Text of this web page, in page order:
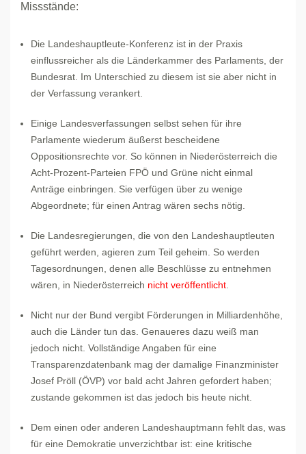
Missstände:
Die Landeshauptleute-Konferenz ist in der Praxis
einflussreicher als die Länderkammer des Parlaments, der
Bundesrat. Im Unterschied zu diesem ist sie aber nicht in
der Verfassung verankert.
Einige Landesverfassungen selbst sehen für ihre
Parlamente wiederum äußerst bescheidene
Oppositionsrechte vor. So können in Niederösterreich die
Acht-Prozent-Parteien FPÖ und Grüne nicht einmal
Anträge einbringen. Sie verfügen über zu wenige
Abgeordnete; für einen Antrag wären sechs nötig.
Die Landesregierungen, die von den Landeshauptleuten
geführt werden, agieren zum Teil geheim. So werden
Tagesordnungen, denen alle Beschlüsse zu entnehmen
wären, in Niederösterreich nicht veröffentlicht
Nicht nur der Bund vergibt Förderungen in Milliardenhöhe,
auch die Länder tun das. Genaueres dazu weiß man
jedoch nicht. Vollständige Angaben für eine
Transparenzdatenbank mag der damalige Finanzminister
Josef Pröll (ÖVP) vor bald acht Jahren gefordert haben;
zustande gekommen ist das jedoch bis heute nicht.
Dem einen oder anderen Landeshauptmann fehlt das, was
für eine Demokratie unverzichtbar ist: eine kritische